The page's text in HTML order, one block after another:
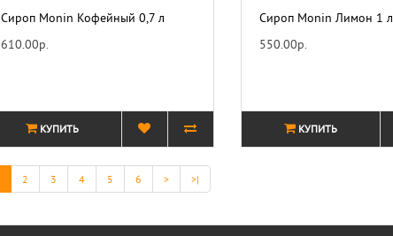
Сироп Monin Кофейный 0,7 л
610.00р.
КУПИТЬ
Сироп Monin Лимон 1 л
550.00р.
КУПИТЬ
2 3 4 5 6 > >|